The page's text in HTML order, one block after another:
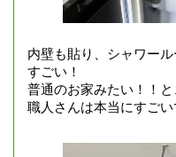
内壁も貼り、シャワー
すごい！
普通のお家みたい！！と
職人さんは本当にすごい